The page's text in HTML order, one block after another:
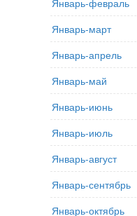
Январь-февраль
Январь-март
Январь-апрель
Январь-май
Январь-июнь
Январь-июль
Январь-август
Январь-сентябрь
Январь-октябрь